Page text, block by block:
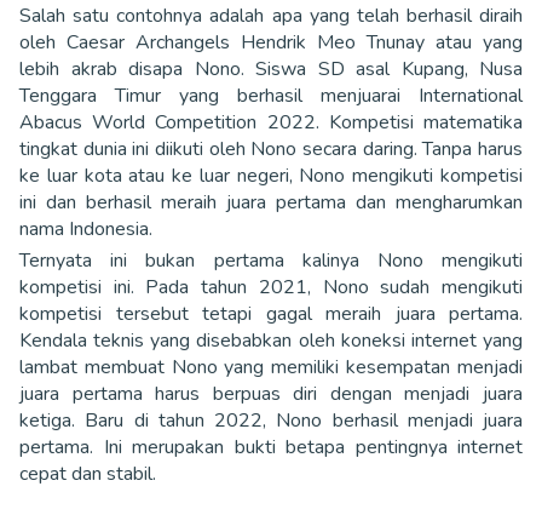
Salah satu contohnya adalah apa yang telah berhasil diraih
oleh Caesar Archangels Hendrik Meo Tnunay atau yang
lebih akrab disapa Nono. Siswa SD asal Kupang, Nusa
Tenggara Timur yang berhasil menjuarai International
Abacus World Competition 2022. Kompetisi matematika
tingkat dunia ini diikuti oleh Nono secara daring. Tanpa harus
ke luar kota atau ke luar negeri, Nono mengikuti kompetisi
ini dan berhasil meraih juara pertama dan mengharumkan
nama Indonesia.
Ternyata ini bukan pertama kalinya Nono mengikuti
kompetisi ini. Pada tahun 2021, Nono sudah mengikuti
kompetisi tersebut tetapi gagal meraih juara pertama.
Kendala teknis yang disebabkan oleh koneksi internet yang
lambat membuat Nono yang memiliki kesempatan menjadi
juara pertama harus berpuas diri dengan menjadi juara
ketiga. Baru di tahun 2022, Nono berhasil menjadi juara
pertama. Ini merupakan bukti betapa pentingnya internet
cepat dan stabil.